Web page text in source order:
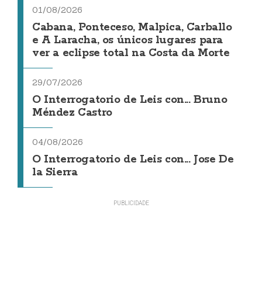
01/08/2026
Cabana, Ponteceso, Malpica, Carballo
e A Laracha, os únicos lugares para
ver a eclipse total na Costa da Morte
29/07/2026
O Interrogatorio de Leis con... Bruno
Méndez Castro
04/08/2026
O Interrogatorio de Leis con... Jose De
la Sierra